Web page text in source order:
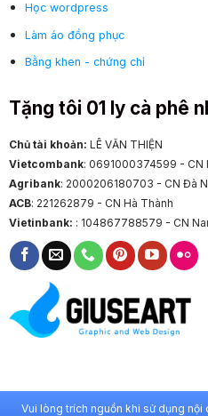
Học wordpress
Làm áo đồng phục
Bằng khen - chứng chỉ
Tặng tôi 01 ly cà phê
Chủ tài khoản: LÊ VĂN THIỆN
Vietcombank: 0691000374599 - CN
Agribank: 2000206180703 - CN Đà
ACB: 221262879 - CN Hà Thành
Vietinbank: : 104867788579 - CN
Vui lòng trích nguồn khi sử dụng